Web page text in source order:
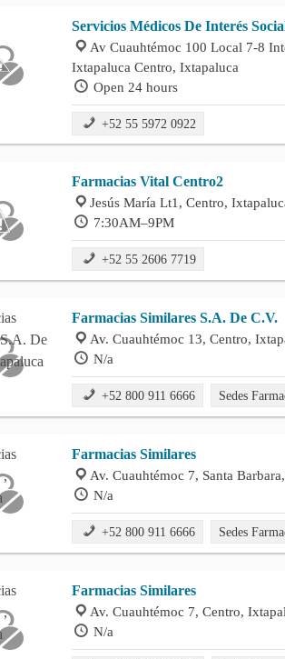
Servicios Médicos De Interés
Av Cuauhtémoc 100 Local 7-8
Ixtapaluca Centro, Ixtapaluca
Open 24 hours
+52 55 5972 0922
Farmacias Vital Centro2
Jesús María Lt1, Centro,
7:30AM–9PM
+52 55 2606 7719
Farmacias Similares S.A. De C.V.
Av. Cuauhtémoc 13, Centro,
N/a
+52 800 911 6666 Sedes
Farmacias Similares
Av. Cuauhtémoc 7, Santa
N/a
+52 800 911 6666 Sedes
Farmacias Similares
Av. Cuauhtémoc 7, Centro,
N/a